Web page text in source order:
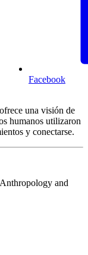
Facebook
una visión de
humanos utilizaron
y conectarse.
and